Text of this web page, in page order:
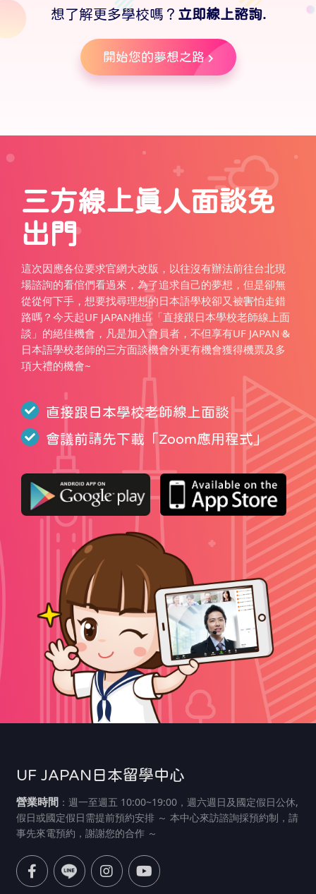
想了解更多學校嗎？ 立即線上諮詢.
開始您的夢想之路
三方線上真人面談免
出門
這次因應各位要求官網大改版，以往沒有辦法前往台北現
場諮詢的看倌們看過來，為了追求自己的夢想，但是卻無
從從何下手，想要找尋理想的日本語學校卻又被害怕走錯
路嗎？今天起UF JAPAN推出「直接跟日本學校老師線上面
談」的絕佳機會，凡是加入會員者，不但享有UF JAPAN &
日本語學校老師的三方面談機會外更有機會獲得機票及多
項大禮的機會~
直接跟日本學校老師線上面談
會議前請先下載「 Zoom應用程式」
UF JAPAN日本留學中心
營業時間：週一至週五 10:00~19:00，週六週日及國定假日公休,
假日或國定假日需提前預約安排 ～ 本中心來訪諮詢採預約制，請
事先來電預約，謝謝您的合作 ～